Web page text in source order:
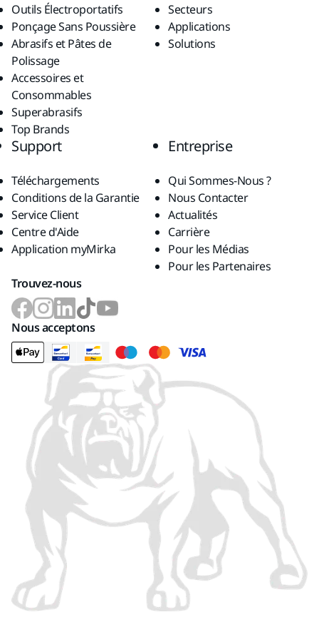
Outils Électroportatifs
Ponçage Sans Poussière
Abrasifs et Pâtes de
Polissage
Accessoires et
Consommables
Superabrasifs
Top Brands
Secteurs
Applications
Solutions
Support
Téléchargements
Conditions de la Garantie
Service Client
Centre d'Aide
Application myMirka
Entreprise
Qui Sommes-Nous ?
Nous Contacter
Actualités
Carrière
Pour les Médias
Pour les Partenaires
Trouvez-nous
Nous acceptons